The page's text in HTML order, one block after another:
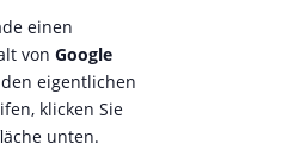
einen
von Google
eigentlichen
klicken Sie
unten.